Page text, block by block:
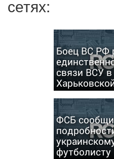
сетях:
Боец ВС РФ
связи ВСУ в
ФСБ
футболисту